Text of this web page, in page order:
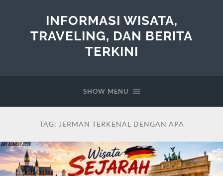
INFORMASI WISATA,
TRAVELING, DAN BERITA
TERKINI
SHOW MENU
TAG: JERMAN TERKENAL DENGAN APA